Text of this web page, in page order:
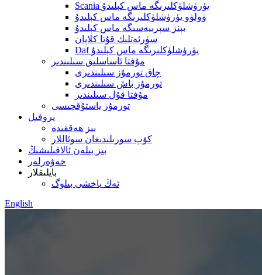
Scania يۈرۈشلۈكلىرىگە ماس كېلىدۇ
ۋولۋو يۈرۈشلۈكلىرىگە ماس كېلىدۇ
بېنز سېرىيەسىگە ماس كېلىدۇ
سۈرئەتلىك قۇتا كلاپان
Daf يۈرۈشلۈكلىرىگە ماس كېلىدۇ
مۇفتا ئاساسلىق سىلىندىر
چاق تورمۇز سىلىندىرى
تورمۇز باش سىلىندىرى
مۇفتا قۇل سىلىندىر
تورمۇز ياستۇقچىسى
پروفىل
بىز ھەققىدە
كۆپ سورىلىدىغان سوئاللار
بىز بىلەن ئالاقىلىشىڭ
خەۋەرلەر
بايلىقلار
ئەڭ ياخشى بىلوگ
English